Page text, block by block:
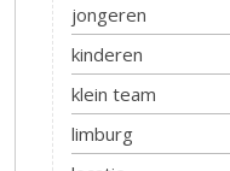
jongeren
kinderen
klein team
limburg